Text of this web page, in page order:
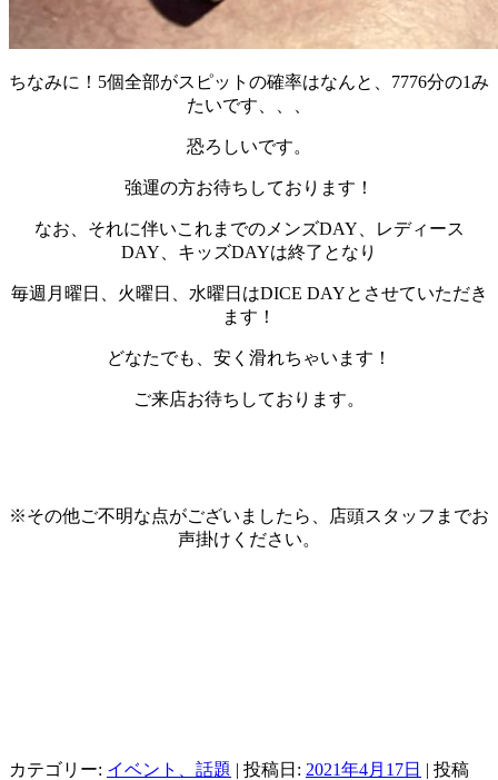
ちなみに！5個全部がスピットの確率はなんと、7776分の1み
たいです、、、
恐ろしいです。
強運の方お待ちしております！
なお、それに伴いこれまでのメンズDAY、レディース
DAY、キッズDAYは終了となり
毎週月曜日、火曜日、水曜日はDICE DAYとさせていただき
ます！
どなたでも、安く滑れちゃいます！
ご来店お待ちしております。
※その他ご不明な点がございましたら、店頭スタッフまでお
声掛けください。
カテゴリー: イベント、話題 | 投稿日: 2021年4月17日 | 投稿